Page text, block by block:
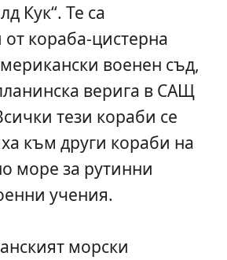
Кук“. Те са
кораба-цистерна
военен съд,
верига в САЩ
тези кораби се
към други кораби на
море за рутинни
учения.
морски